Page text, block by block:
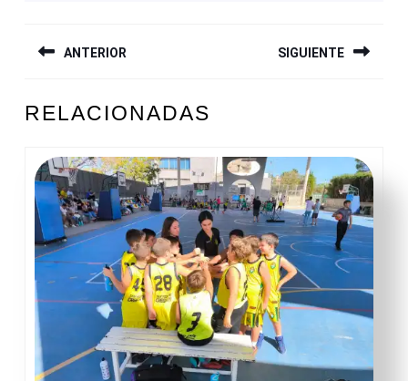
DE
ANTERIOR
anterior:
SIGUIENTE
entrada:
RELACIONADAS